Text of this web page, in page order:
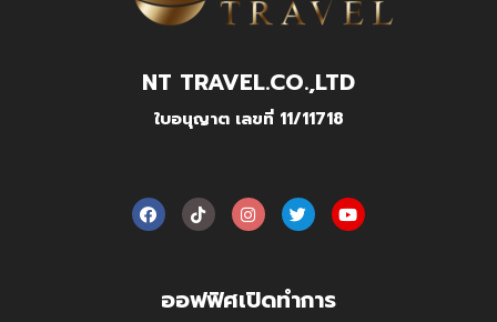
NT TRAVEL.CO.,LTD
ใบอนุญาต เลขที่ 11/11718
ออฟฟิศเปิดทำการ